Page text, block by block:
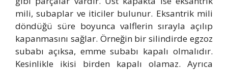
mili, subaplar ve iticiler bulunur. Eksantrik mili
döndüğü süre boyunca valflerin sırayla açılıp
kapanmasını sağlar. Örneğin bir silindirde egzoz
subabı açıksa, emme subabı kapalı olmalıdır.
Kesinlikle ikisi birden kapalı olamaz. Ayrıca